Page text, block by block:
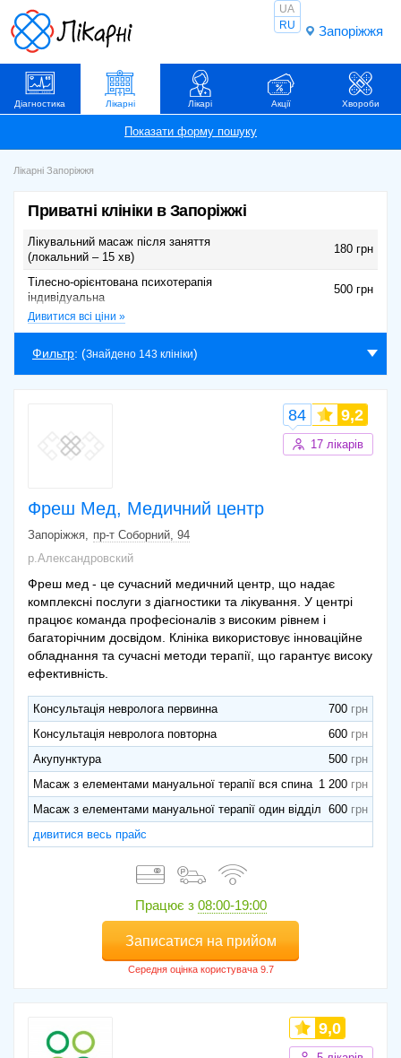
Запоріжжя
UA
RU
Діагностика Лікарні Лікарі Акції Хвороби
Лікарні Запоріжжя
Приватні клініки в Запоріжжі
Лікувальний масаж після заняття
(локальний – 15 хв)
180 грн
Тілесно-орієнтована психотерапія
індивідуальна
500 грн
Анестезія Комп`ютерна STA
Огляд лікаря невідкладної допомоги в
Мед.центрі
300 грн
600 грн
Консультація отоларинголога
550 грн
Мануальна терапія один відділ
Взяття мазка на атипові клітини
Дивитися всі ціни »
Фильтр: (Знайдено 143 клініки)
Фреш Мед, Медичний центр
84 9,2
17 лікарів
Запоріжжя
пр-т Соборний, 94
р.Александровский
Фреш мед - це сучасний медичний центр, що надає
комплексні послуги з діагностики та лікування. У центрі
працює команда професіоналів з високим рівнем і
багаторічним досвідом. Клініка використовує інноваційне
обладнання та сучасні методи терапії, що гарантує високу
ефективність.
Консультація невролога первинна
700
Консультація невролога повторна
600
Акупунктура
500
Масаж з елементами мануальної терапії вся спина 1 200
Масаж з елементами мануальної терапії один відділ 600
дивитися весь прайс
Працює з 08:00-19:00
Записатися на прийом
9,0